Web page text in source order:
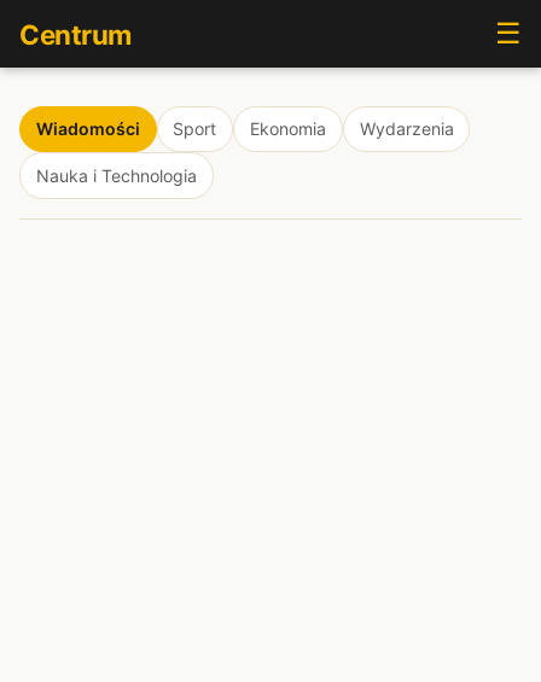
Centrum ☰
Wiadomości Sport Ekonomia Wydarzenia
Nauka i Technologia